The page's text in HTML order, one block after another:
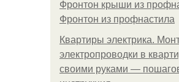
Фронтон крыши из
Фронтон из профнастила
Квартиры электрика.
электропроводки в
своими руками —